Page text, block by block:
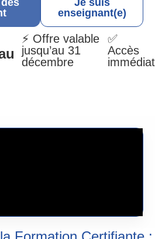
Je suis
enseignant(e)
⚡ Offre valable
jusqu’au 31
décembre
✅
Accès
immédiat